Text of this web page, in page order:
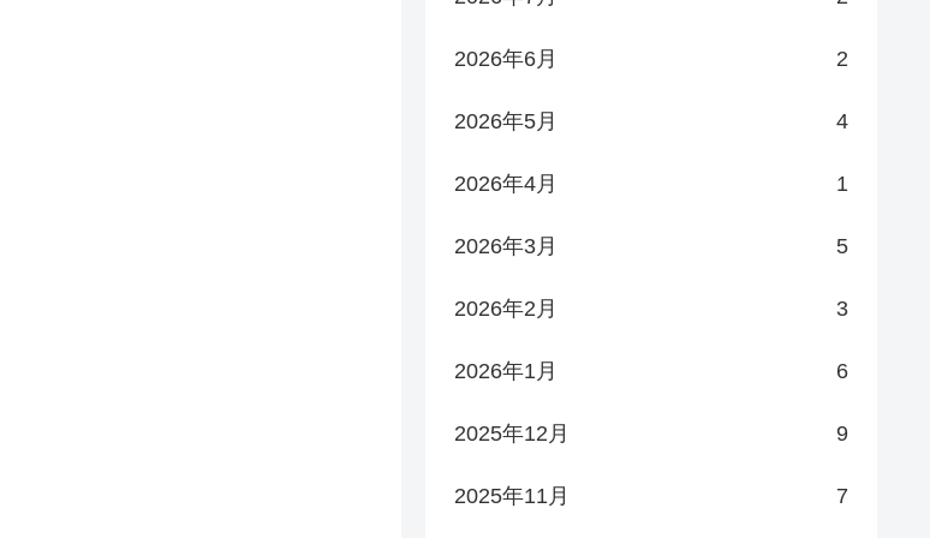
2026年6月 2
2026年5月 4
2026年4月 1
2026年3月 5
2026年2月 3
2026年1月 6
2025年12月 9
2025年11月 7